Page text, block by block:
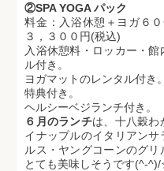
②SPA YOGA パック
料金：入浴休憩＋ヨガ６
３，３００円(税込)
入浴休憩料・ロッカー・
ル付き。
ヨガマットのレンタル付き。
特典付き。
ヘルシーベジランチ付き。
６月のランチは、十八穀わ
イナップルのイタリアン
ルス・ヤングコーンのグリ
とても美味しそうです(^-